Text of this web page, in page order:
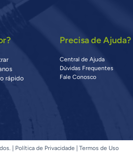
rápido
Precisa de Ajuda?
Central de Ajuda
Dúvidas Frequentes
Fale Conosco
| Política de Privacidade Termos de Uso